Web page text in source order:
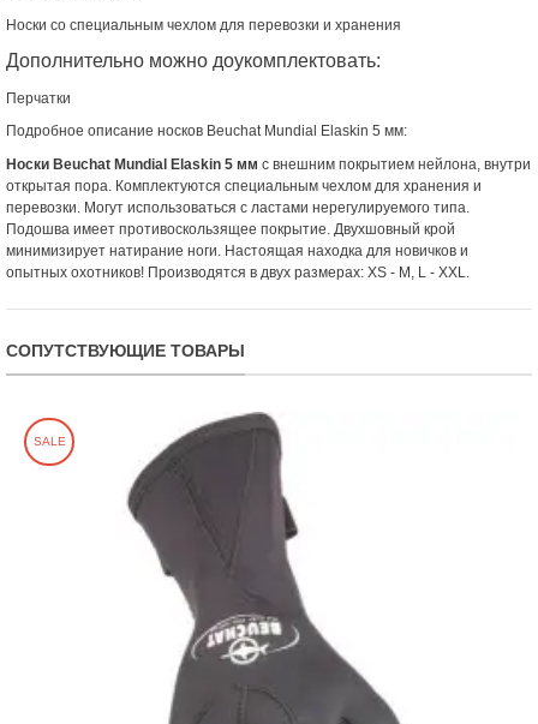
Носки со специальным чехлом для перевозки и хранения
Дополнительно можно доукомплектовать:
Перчатки
Подробное описание носков Beuchat Mundial Elaskin 5 мм:
Носки Beuchat Mundial Elaskin 5 мм с внешним покрытием нейлона, внутри
открытая пора. Комплектуются специальным чехлом для хранения и
перевозки. Могут использоваться с ластами нерегулируемого типа.
Подошва имеет противоскользящее покрытие. Двухшовный крой
минимизирует натирание ноги. Настоящая находка для новичков и
опытных охотников! Производятся в двух размерах: XS - M, L - XXL.
СОПУТСТВУЮЩИЕ ТОВАРЫ
SALE